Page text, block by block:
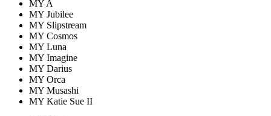
MY A
MY Jubilee
MY Slipstream
MY Cosmos
MY Luna
MY Imagine
MY Darius
MY Orca
MY Musashi
MY Katie Sue II